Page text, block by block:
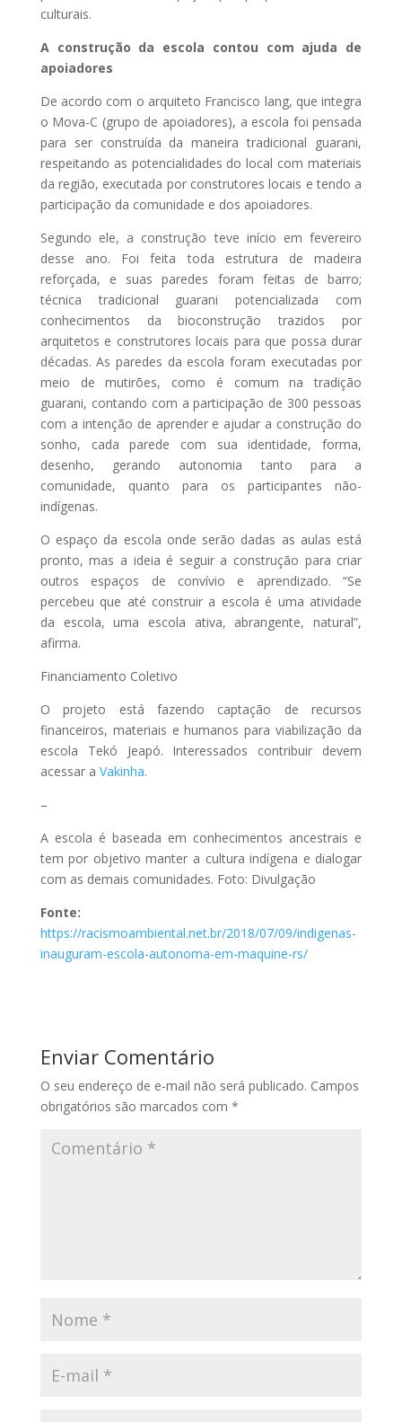
culturais.
A construção da escola contou com ajuda de
apoiadores
De acordo com o arquiteto Francisco lang, que integra
o Mova-C (grupo de apoiadores), a escola foi pensada
para ser construída da maneira tradicional guarani,
respeitando as potencialidades do local com materiais
da região, executada por construtores locais e tendo a
participação da comunidade e dos apoiadores.
Segundo ele, a construção teve início em fevereiro
desse ano. Foi feita toda estrutura de madeira
reforçada, e suas paredes foram feitas de barro;
técnica tradicional guarani potencializada com
conhecimentos da bioconstrução trazidos por
arquitetos e construtores locais para que possa durar
décadas. As paredes da escola foram executadas por
meio de mutirões, como é comum na tradição
guarani, contando com a participação de 300 pessoas
com a intenção de aprender e ajudar a construção do
sonho, cada parede com sua identidade, forma,
desenho, gerando autonomia tanto para a
comunidade, quanto para os participantes não-
indígenas.
O espaço da escola onde serão dadas as aulas está
pronto, mas a ideia é seguir a construção para criar
outros espaços de convívio e aprendizado. “Se
percebeu que até construir a escola é uma atividade
da escola, uma escola ativa, abrangente, natural”,
afirma.
Financiamento Coletivo
O projeto está fazendo captação de recursos
financeiros, materiais e humanos para viabilização da
escola Tekó Jeapó. Interessados contribuir devem
acessar a Vakinha.
–
A escola é baseada em conhecimentos ancestrais e
tem por objetivo manter a cultura indígena e dialogar
com as demais comunidades. Foto: Divulgação
Fonte:
https://racismoambiental.net.br/2018/07/09/indigenas-
inauguram-escola-autonoma-em-maquine-rs/
Enviar Comentário
O seu endereço de e-mail não será publicado. Campos
obrigatórios são marcados com *